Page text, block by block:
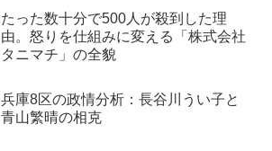
たった数十分で500人が殺到した理
由。怒りを仕組みに変える「株式会社
タニマチ」の全貌
兵庫8区の政情分析：長谷川うい子と
青山繁晴の相克